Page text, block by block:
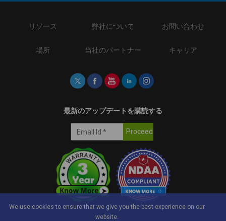
リソース 弊社について お問い合わせ
場所 当社のパートナー キャリア
最新のアップデートを購読する
We use cookies to ensure that we give you the best experience on our
website.